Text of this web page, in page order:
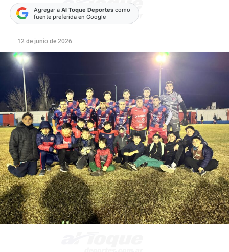
Agregar a Al Toque Deportescomo
fuente preferida en Google
12 de junio de 2026